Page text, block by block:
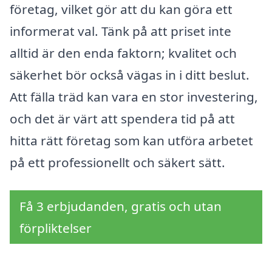
företag, vilket gör att du kan göra ett
informerat val. Tänk på att priset inte
alltid är den enda faktorn; kvalitet och
säkerhet bör också vägas in i ditt beslut.
Att fälla träd kan vara en stor investering,
och det är värt att spendera tid på att
hitta rätt företag som kan utföra arbetet
på ett professionellt och säkert sätt.
Få 3 erbjudanden, gratis och utan
förpliktelser